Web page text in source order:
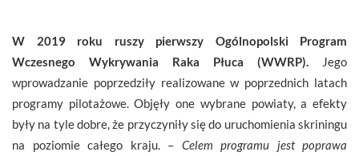
W 2019 roku ruszy pierwszy Ogólnopolski Program
Wczesnego Wykrywania Raka Płuca (WWRP).
Jego
wprowadzanie poprzedziły realizowane w poprzednich latach
programy pilotażowe. Objęły one wybrane powiaty, a efekty
były na tyle dobre, że przyczyniły się do uruchomienia skriningu
na poziomie całego kraju. – Celem programu jest poprawa